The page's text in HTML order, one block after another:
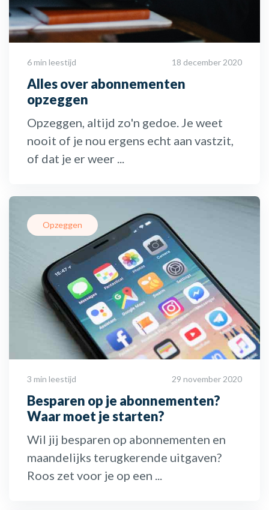
6 min leestijd 18 december 2020
Alles over abonnementen
opzeggen
Opzeggen, altijd zo'n gedoe. Je weet
nooit of je nou ergens echt aan vastzit,
of dat je er weer ...
Opzeggen
3 min leestijd 29 november 2020
Besparen op je abonnementen?
Waar moet je starten?
Wil jij besparen op abonnementen en
maandelijks terugkerende uitgaven?
Roos zet voor je op een ...